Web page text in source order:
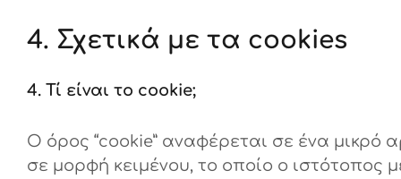
4. Σχετικά με τα cookies
4. Τί είναι το cookie;
Ο όρος “cookie” αναφέρεται σε ένα μικρό
σε μορφή κειμένου, το οποίο ο ιστότοπος